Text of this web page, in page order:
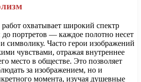
охватывает широкий спектр
портретов — каждое полотно несет
символику. Часто герои изображений
чувствами, отражая внутреннее
место в обществе. Это позволяет
за изображением, но и
момента, изучая душевные